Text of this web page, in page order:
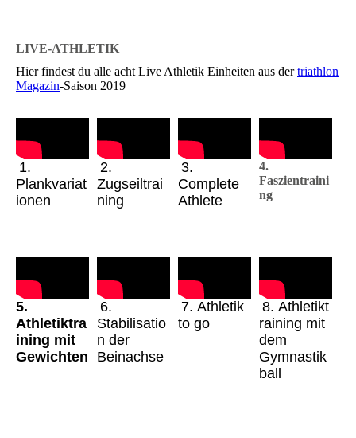
LIVE-ATHLETIK
Hier findest du alle acht Live Athletik Einheiten aus dertriathlon
Magazin-Saison 2019
1.
Plankvariat
ionen
2.
Zugseiltrai
ning
3.
Complete
Athlete
4.
Faszientraini
ng
5.
Athletiktra
ining mit
Gewichten
6.
Stabilisatio
n der
Beinachse
7. Athletik
to go
8. Athletikt
raining mit
dem
Gymnastik
ball